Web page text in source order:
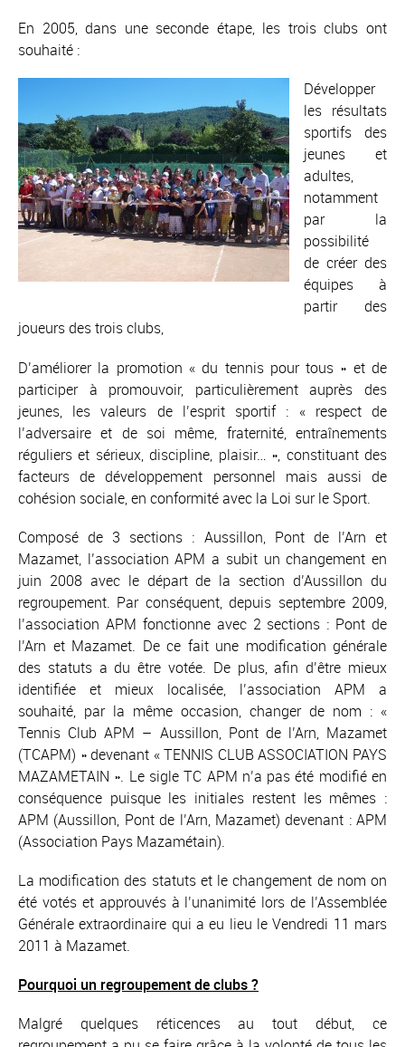
En 2005, dans une seconde étape, les trois clubs ont
souhaité :
Développer
les résultats
sportifs des
jeunes et
adultes,
notamment
par la
possibilité
de créer des
équipes à
partir des
joueurs des trois clubs,
D’améliorer la promotion « du tennis pour tous » et de
participer à promouvoir, particulièrement auprès des
jeunes, les valeurs de l’esprit sportif : « respect de
l’adversaire et de soi même, fraternité, entraînements
réguliers et sérieux, discipline, plaisir… », constituant des
facteurs de développement personnel mais aussi de
cohésion sociale, en conformité avec la Loi sur le Sport.
Composé de 3 sections : Aussillon, Pont de l’Arn et
Mazamet, l’association APM a subit un changement en
juin 2008 avec le départ de la section d’Aussillon du
regroupement. Par conséquent, depuis septembre 2009,
l’association APM fonctionne avec 2 sections : Pont de
l’Arn et Mazamet. De ce fait une modification générale
des statuts a du être votée. De plus, afin d’être mieux
identifiée et mieux localisée, l’association APM a
souhaité, par la même occasion, changer de nom : «
Tennis Club APM – Aussillon, Pont de l’Arn, Mazamet
(TCAPM) » devenant « TENNIS CLUB ASSOCIATION PAYS
MAZAMETAIN ». Le sigle TC APM n’a pas été modifié en
conséquence puisque les initiales restent les mêmes :
APM (Aussillon, Pont de l’Arn, Mazamet) devenant : APM
(Association Pays Mazamétain).
La modification des statuts et le changement de nom on
été votés et approuvés à l’unanimité lors de l’Assemblée
Générale extraordinaire qui a eu lieu le Vendredi 11 mars
2011 à Mazamet.
Pourquoi un regroupement de clubs ?
Malgré quelques réticences au tout début, ce